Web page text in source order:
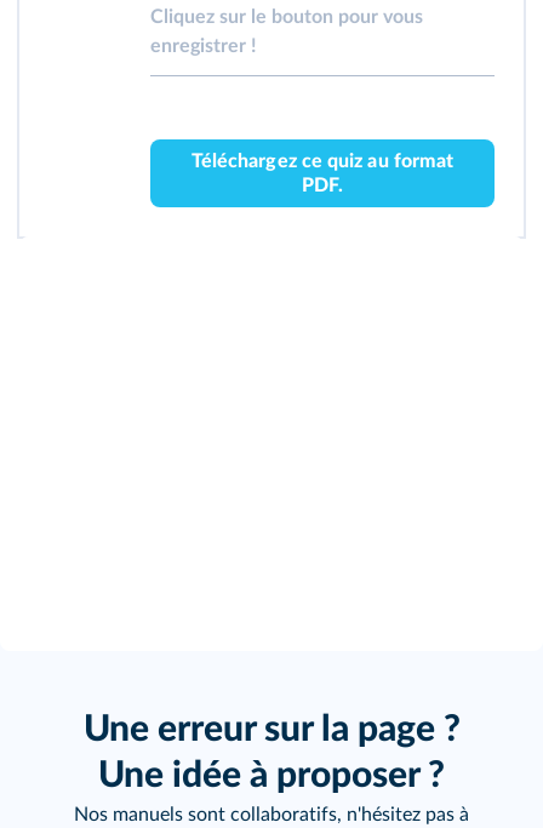
Cliquez sur le bouton pour vous
enregistrer !
Téléchargez ce quiz au format
PDF.
Une erreur sur la page ?
Une idée à proposer ?
Nos manuels sont collaboratifs, n'hésitez pas à